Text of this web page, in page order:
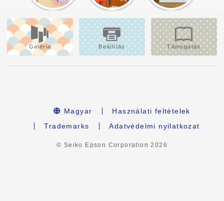
Galéria Beállítás Támogatás
Magyar
Használati feltételek
Trademarks
Adatvédelmi nyilatkozat
© Seiko Epson Corporation2026